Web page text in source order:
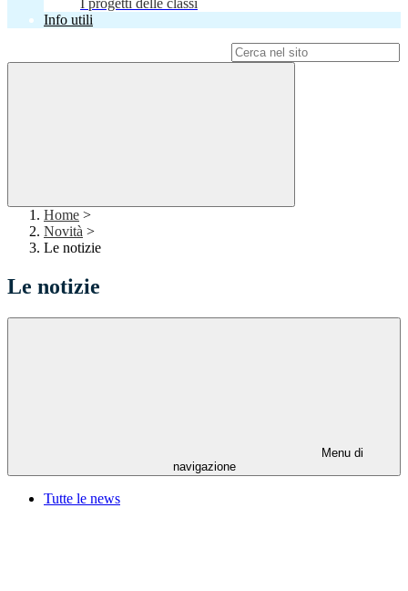
I progetti delle classi
Info utili
Home >
Novità >
Le notizie
Le notizie
Menu di
navigazione
Tutte le news